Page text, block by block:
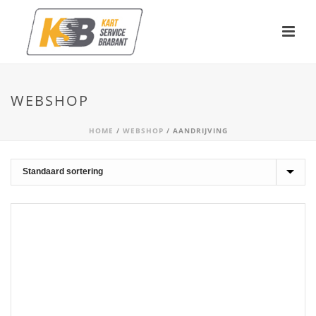
WEBSHOP
HOME / WEBSHOP / AANDRIJVING